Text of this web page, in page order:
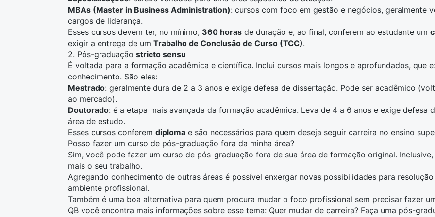
MBAs (Master in Business Administration): cursos com foco em gestão e negócios, geralmente
cargos de liderança.
Esses cursos devem ter, no mínimo, 360 horas de duração e, ao final, conferem ao estudante um
exigir a entrega de um Trabalho de Conclusão de Curso (TCC).
2. Pós-graduação stricto sensu
É voltada para a formação acadêmica e científica. Inclui cursos mais longos e aprofundados, que
conhecimento. São eles:
Mestrado: geralmente dura de 2 a 3 anos e exige defesa de dissertação. Pode ser acadêmico
ao mercado).
Doutorado: é a etapa mais avançada da formação acadêmica. Leva de 4 a 6 anos e exige
área de estudo.
Esses cursos conferem diploma e são necessários para quem deseja seguir carreira no ensino
Posso fazer um curso de pós-graduação fora da minha área?
Sim, você pode fazer um curso de pós-graduação fora de sua área de formação original.
mais o seu trabalho.
Agregando conhecimento de outras áreas é possível enxergar novas possibilidades para
ambiente profissional.
Também é uma boa alternativa para quem procura mudar o foco profissional sem precisar fazer
QB você encontra mais informações sobre esse tema: Quer mudar de carreira? Faça uma pós-